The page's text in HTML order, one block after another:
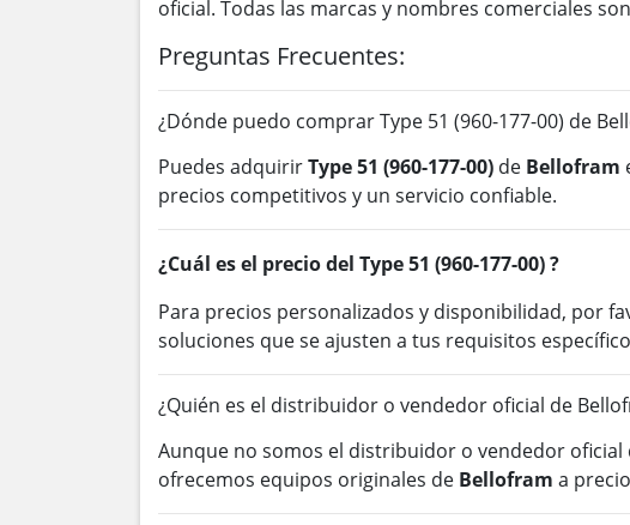
oficial. Todas las marcas y nombres comerciales
Preguntas Frecuentes:
¿Dónde puedo comprar Type 51 (960-177-00) de
Puedes adquirirType 51 (960-177-00) de Bellofram
precios competitivos y un servicio confiable.
¿Cuál es el precio del Type 51 (960-177-00) ?
Para precios personalizados y disponibilidad, por
soluciones que se ajusten a tus requisitos
¿Quién es el distribuidor o vendedor oficial de
Aunque no somos el distribuidor o vendedor oficial
ofrecemos equipos originales de Bellofram a